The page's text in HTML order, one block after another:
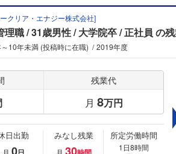
クリア・エナジー株式会社]
理職 31歳男性 大学院卒 正社員 の
10年未満 (投稿時に在職) 2019年度
残業代
月 8万円
日出勤
月
みなし残業
月
所定労働時間
1日8時間